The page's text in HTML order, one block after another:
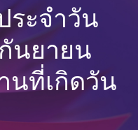
ระจำวัน
นยายน
นที่เกิดวัน